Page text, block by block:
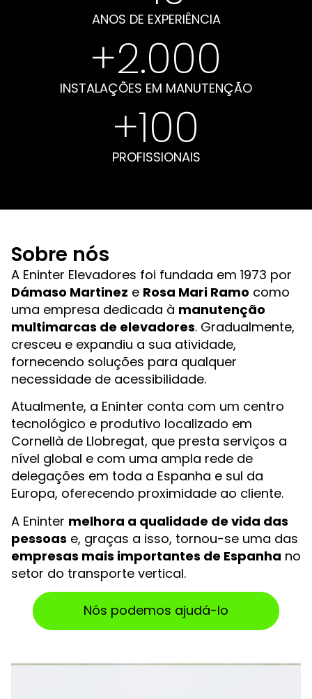
ANOS DE EXPERIÊNCIA
+2.000
INSTALAÇÕES EM MANUTENÇÃO
+100
PROFISSIONAIS
Sobre nós
A Eninter Elevadores foi fundada em 1973 por
Dámaso Martinez e Rosa Mari Ramo como
uma empresa dedicada à manutenção
multimarcas de elevadores. Gradualmente,
cresceu e expandiu a sua atividade,
fornecendo soluções para qualquer
necessidade de acessibilidade.
Atualmente, a Eninter conta com um centro
tecnológico e produtivo localizado em
Cornellà de Llobregat, que presta serviços a
nível global e com uma ampla rede de
delegações em toda a Espanha e sul da
Europa, oferecendo proximidade ao cliente.
A Eninter melhora a qualidade de vida das
pessoas e, graças a isso, tornou-se uma das
empresas mais importantes de Espanha no
setor do transporte vertical.
Nós podemos ajudá-lo